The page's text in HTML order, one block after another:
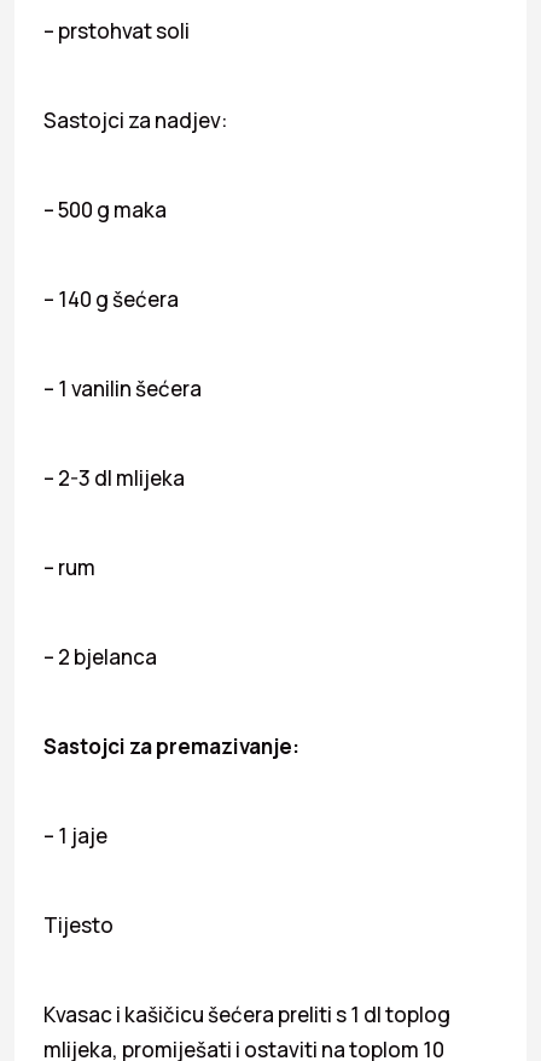
– prstohvat soli
Sastojci za nadjev:
– 500 g maka
– 140 g šećera
– 1 vanilin šećera
– 2-3 dl mlijeka
– rum
– 2 bjelanca
Sastojci za premazivanje:
– 1 jaje
Tijesto
Kvasac i kašičicu šećera preliti s 1 dl toplog
mlijeka, promiješati i ostaviti na toplom 10